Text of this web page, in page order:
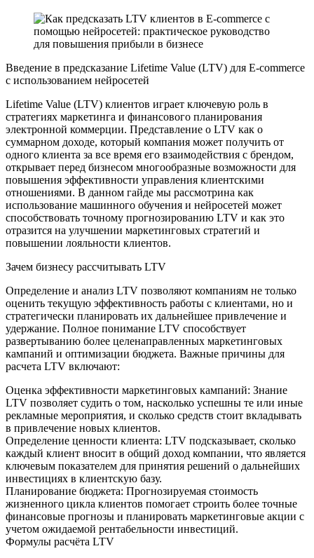
Введение в предсказание Lifetime Value (LTV) для E-commerce
с использованием нейросетей
Lifetime Value (LTV) клиентов играет ключевую роль в
стратегиях маркетинга и финансового планирования
электронной коммерции. Представление о LTV как о
суммарном доходе, который компания может получить от
одного клиента за все время его взаимодействия с брендом,
открывает перед бизнесом многообразные возможности для
повышения эффективности управления клиентскими
отношениями. В данном гайде мы рассмотрина как
использование машинного обучения и нейросетей может
способствовать точному прогнозированию LTV и как это
отразится на улучшении маркетинговых стратегий и
повышении лояльности клиентов.
Зачем бизнесу рассчитывать LTV
Определение и анализ LTV позволяют компаниям не только
оценить текущую эффективность работы с клиентами, но и
стратегически планировать их дальнейшее привлечение и
удержание. Полное понимание LTV способствует
развертыванию более целенаправленных маркетинговых
кампаний и оптимизации бюджета. Важные причины для
расчета LTV включают:
Оценка эффективности маркетинговых кампаний: Знание
LTV позволяет судить о том, насколько успешны те или иные
рекламные мероприятия, и сколько средств стоит вкладывать
в привлечение новых клиентов.
Определение ценности клиента: LTV подсказывает, сколько
каждый клиент вносит в общий доход компании, что является
ключевым показателем для принятия решений о дальнейших
инвестициях в клиентскую базу.
Планирование бюджета: Прогнозируемая стоимость
жизненного цикла клиентов помогает строить более точные
финансовые прогнозы и планировать маркетинговые акции с
учетом ожидаемой рентабельности инвестиций.
Формулы расчёта LTV